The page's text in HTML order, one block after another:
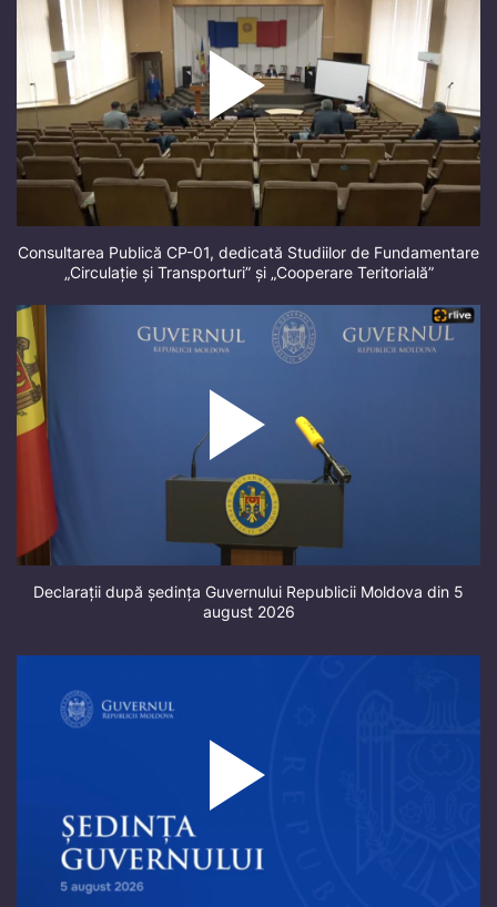
Consultarea Publică CP-01, dedicată Studiilor de Fundamentare
„Circulație și Transporturi” și „Cooperare Teritorială”
Declarații după ședința Guvernului Republicii Moldova din 5
august 2026